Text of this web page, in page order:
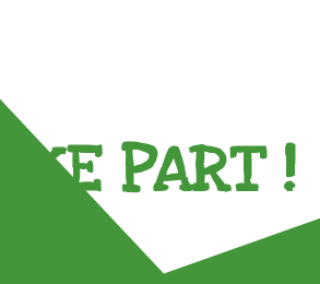
TAKE PART !